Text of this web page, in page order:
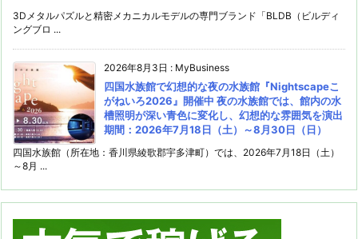
3Dメタルパズルと精密メカニカルモデルの専門ブランド「BLDB（ビルディ
ングブロ ...
2026年8月3日 : MyBusiness
四国水族館で幻想的な夜の水族館『Nightscapeこ
がねいろ2026』開催中 夜の水族館では、館内の水
槽照明が深い青色に変化し、幻想的な雰囲気を演出
期間：2026年7月18日（土）～8月30日（日）
四国水族館（所在地：香川県綾歌郡宇多津町）では、2026年7月18日（土）
～8月 ...